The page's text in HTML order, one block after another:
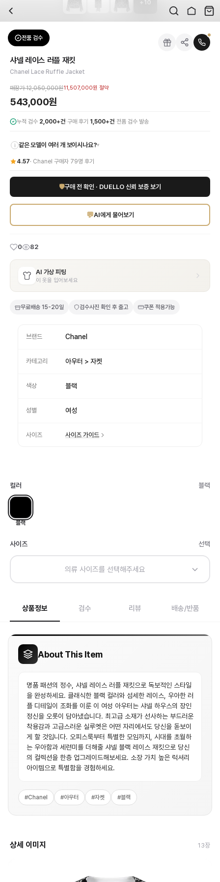
배송은 얼마나 걸리나요?
검수는 어떻게 진행되나요? 검수 사진을 받을 수 있나요?
전문 스태프가 실물 상품을 직접 확인한 후 검수 사진을 제공합니다. 가죽 재질,
교환이나 반품이 가능한가요?
수령 후 7일 이내 신청하시면 상품 하자, 사이즈 불일치, 고객 변심 모두 교환·반
네, 쿠폰과 적립금을 결제 시 함께 사용하실 수 있습니다. 적립금은 1,000원 이상
사이즈는 어떻게 선택하나요?
상품 상세의 사이즈 정보를 참고해 선택하시고, 사이즈 선택이 어려우시면 카카오
브랜드:
성별:여성
색상:블랙
가격:543,000
원
명품 패션의 정수, 샤넬 레이스 러플 재킷으로 독보적인 스타일을 완성하세요. 클
10
전품 검수
Chanel 자켓
샤넬 레이스 러플 재킷
Chanel Lace Ruffle Jacket
매장가12,050,000원11,507,000원 절약
543,000원
누적 검수 2,000+건·구매 후기 1,500+건· 전품 검수 발송
i 같은 모델이 여러 개 보이시나요?▾
4.57· Chanel 구매자 79명 후기
🛡구매 전 확인 · DUELLO 신뢰 보증 보기
💬AI에게 물어보기
0 82
AI 가상 피팅
이 옷을 입어보세요
무료배송 15-20일 검수사진 확인 후 출고 쿠폰 적용가능
브랜드 Chanel
카테고리 아우터 > 자켓
색상 블랙
성별 여성
사이즈 사이즈 가이드
컬러 블랙
블랙
사이즈 선택
의류 사이즈를 선택해주세요
상품정보 검수 리뷰 배송/반품
About This Item
명품 패션의 정수, 샤넬 레이스 러플 재킷으로 독보적인 스타일
을 완성하세요. 클래식한 블랙 컬러와 섬세한 레이스, 우아한 러
플 디테일이 조화를 이룬 이 여성 아우터는 샤넬 하우스의 장인
정신을 오롯이 담아냈습니다. 최고급 소재가 선사하는 부드러운
착용감과 고급스러운 실루엣은 어떤 자리에서도 당신을 돋보이
게 할 것입니다. 오피스룩부터 특별한 모임까지, 시대를 초월하
는 우아함과 세련미를 더해줄 샤넬 블랙 레이스 재킷으로 당신
의 컬렉션을 한층 업그레이드해보세요. 소장 가치 높은 럭셔리
아이템으로 특별함을 경험하세요.
#Chanel #아우터 #자켓 #블랙
상세 이미지 13장